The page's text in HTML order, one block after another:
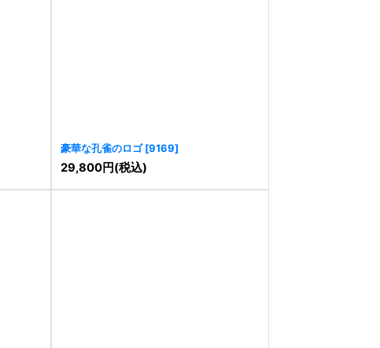
豪華な孔雀のロゴ [9169]
29,800円(税込)